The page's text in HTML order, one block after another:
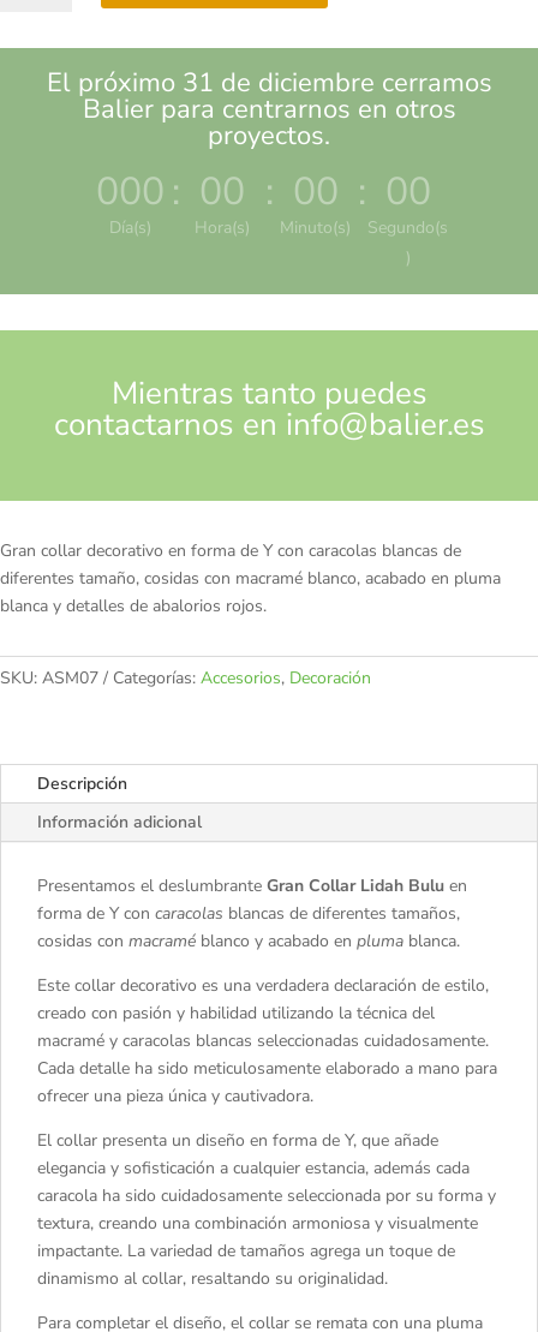
El próximo 31 de diciembre cerramos
Balier para centrarnos en otros
proyectos.
000
Día(s)
: 00
Hora(s)
: 00
Minuto(s)
: 00
Segundo(s
)
Mientras tanto puedes
contactarnos en info@balier.es
Gran collar decorativo en forma de Y con caracolas blancas de
diferentes tamaño, cosidas con macramé blanco, acabado en pluma
blanca y detalles de abalorios rojos.
SKU: ASM07 Categorías: Accesorios, Decoración
Descripción
Información adicional
Presentamos el deslumbrante Gran Collar Lidah Bulu en
forma de Y con caracolas blancas de diferentes tamaños,
cosidas con macramé blanco y acabado en pluma blanca.
Este collar decorativo es una verdadera declaración de estilo,
creado con pasión y habilidad utilizando la técnica del
macramé y caracolas blancas seleccionadas cuidadosamente.
Cada detalle ha sido meticulosamente elaborado a mano para
ofrecer una pieza única y cautivadora.
El collar presenta un diseño en forma de Y, que añade
elegancia y sofisticación a cualquier estancia, además cada
caracola ha sido cuidadosamente seleccionada por su forma y
textura, creando una combinación armoniosa y visualmente
impactante. La variedad de tamaños agrega un toque de
dinamismo al collar, resaltando su originalidad.
Para completar el diseño, el collar se remata con una pluma